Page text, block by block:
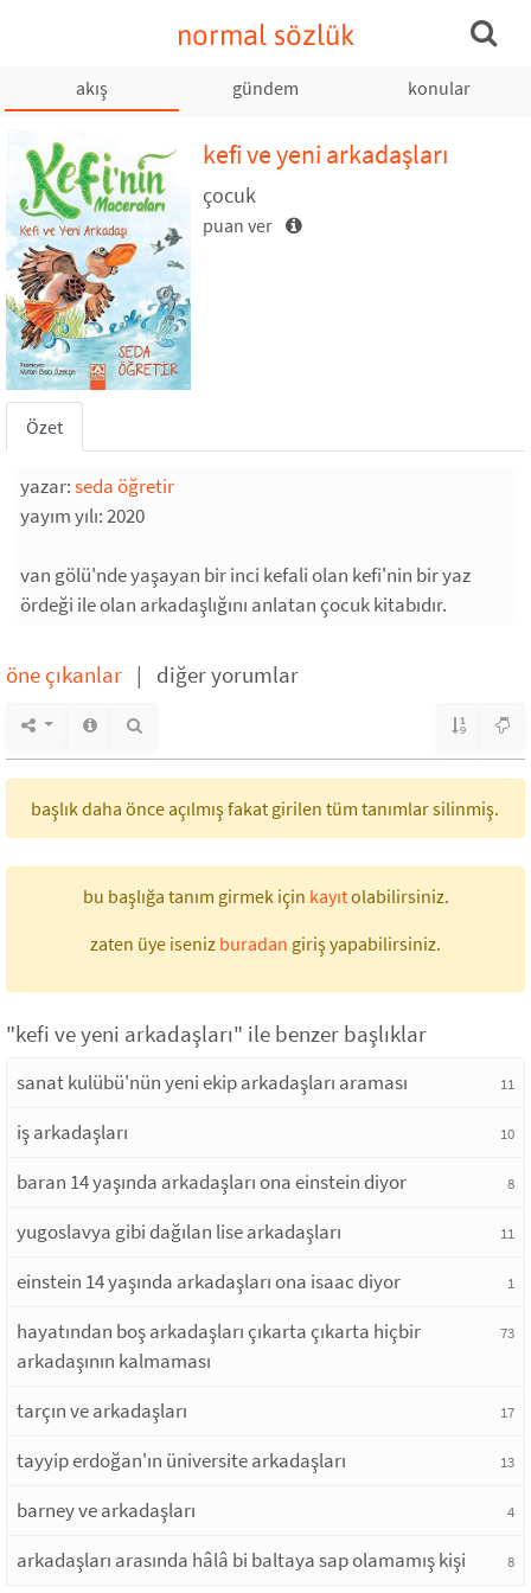
normal sözlük
akış gündem konular
kefi ve yeni arkadaşları
çocuk
puan ver
Özet
yazar:seda öğretir
yayım yılı: 2020
van gölü'nde yaşayan bir inci kefali olan kefi'nin bir yaz
ördeği ile olan arkadaşlığını anlatan çocuk kitabıdır.
öne çıkanlar | diğer yorumlar
başlık daha önce açılmış fakat girilen tüm tanımlar silinmiş.
bu başlığa tanım girmek için kayıtolabilirsiniz.
zaten üye iseniz buradan giriş yapabilirsiniz.
"kefi ve yeni arkadaşları" ile benzer başlıklar
sanat kulübü'nün yeni ekip arkadaşları araması 11
iş arkadaşları 10
baran 14 yaşında arkadaşları ona einstein diyor 8
yugoslavya gibi dağılan lise arkadaşları 11
einstein 14 yaşında arkadaşları ona isaac diyor 1
hayatından boş arkadaşları çıkarta çıkarta hiçbir
arkadaşının kalmaması
73
tarçın ve arkadaşları 17
tayyip erdoğan'ın üniversite arkadaşları 13
barney ve arkadaşları 4
arkadaşları arasında hâlâ bi baltaya sap olamamış kişi 8